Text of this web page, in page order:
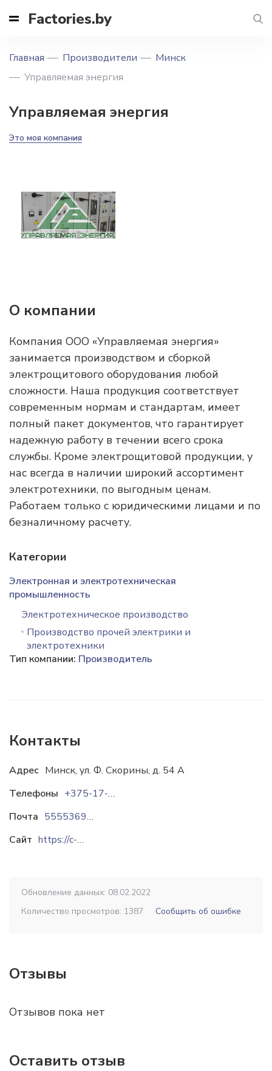
Factories.by
Главная Производители
Минск
Управляемая энергия
Управляемая энергия
Это моя компания
О компании
Компания ООО «Управляемая энергия»
занимается производством и сборкой
электрощитового оборудования любой
сложности. Наша продукция соответствует
современным нормам и стандартам, имеет
полный пакет документов, что гарантирует
надежную работу в течении всего срока
службы. Кроме электрощитовой продукции, у
нас всегда в наличии широкий ассортимент
электротехники, по выгодным ценам.
Работаем только с юридическими лицами и по
безналичному расчету.
Категории
Электронная и электротехническая
промышленность
Электротехническое производство
Производство прочей электрики и
электротехники
Тип компании: Производитель
Контакты
Адрес Минск, ул. Ф. Скорины, д. 54 А
Телефоны
+375-17-361-61-90
Почта
5555369@mail.ru
Сайт
https://c-e.by
Обновление данных: 08.02.2022
Количество просмотров: 1387
Сообщить об ошибке
Отзывы
Отзывов пока нет
Оставить отзыв